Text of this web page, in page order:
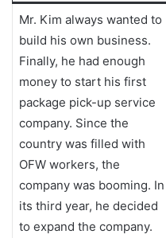
Mr. Kim always wanted to
build his own business.
Finally, he had enough
money to start his first
package pick-up service
company. Since the
country was filled with
OFW workers, the
company was booming. In
its third year, he decided
to expand the company.